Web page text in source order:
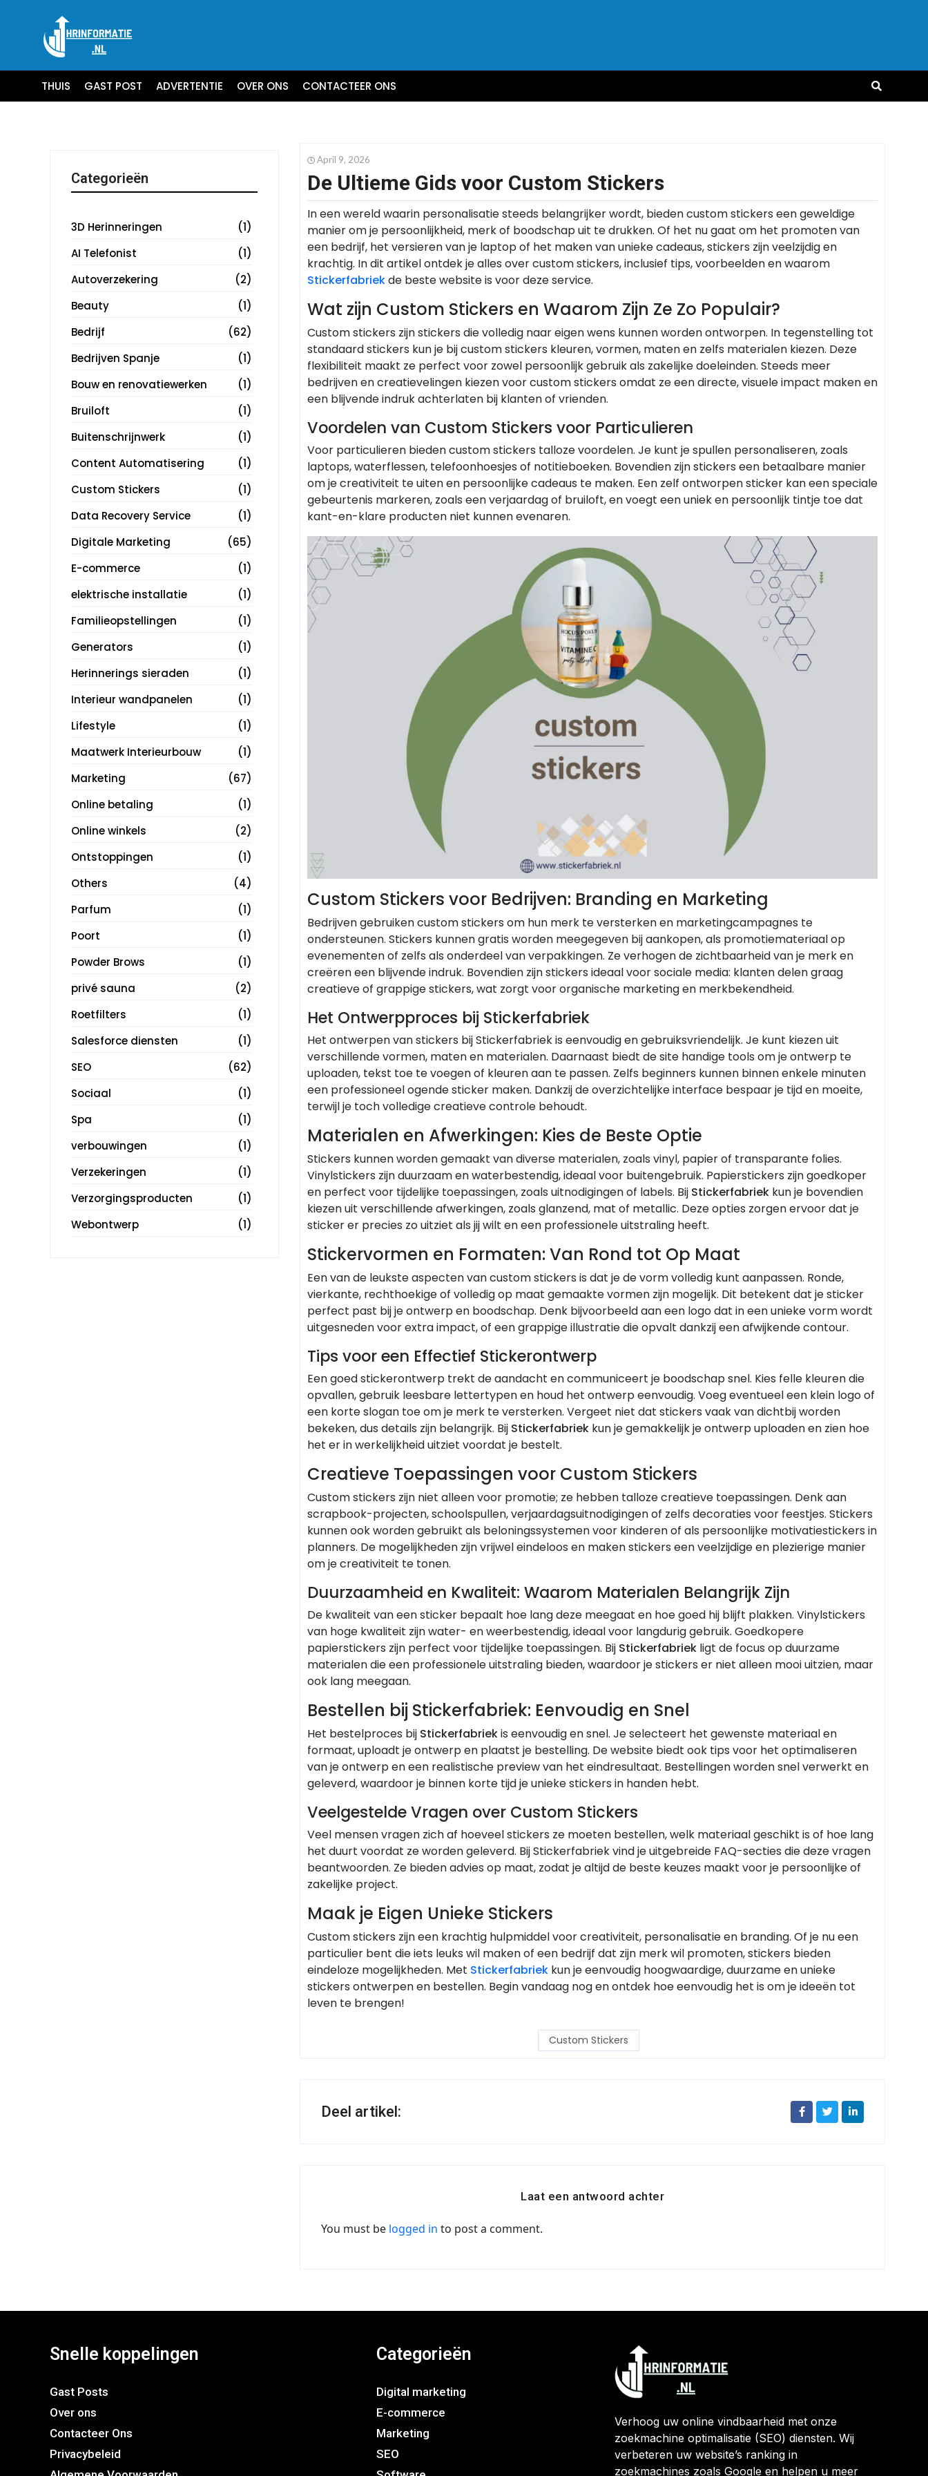
THUIS GAST POST ADVERTENTIE OVER ONS CONTACTEER ONS
Categorieën
3D Herinneringen
(1)
AI Telefonist
(1)
Autoverzekering
(2)
Beauty
(1)
Bedrijf
(62)
Bedrijven Spanje
(1)
Bouw en renovatiewerken
(1)
Bruiloft
(1)
Buitenschrijnwerk
(1)
Content Automatisering
(1)
Custom Stickers
(1)
Data Recovery Service
(1)
Digitale Marketing
(65)
E-commerce
(1)
elektrische installatie
(1)
Familieopstellingen
(1)
Generators
(1)
Herinnerings sieraden
(1)
Interieur wandpanelen
(1)
Lifestyle
(1)
Maatwerk Interieurbouw
(1)
Marketing
(67)
Online betaling
(1)
Online winkels
(2)
Ontstoppingen
(1)
Others
(4)
Parfum
(1)
Poort
(1)
Powder Brows
(1)
privé sauna
(2)
Roetfilters
(1)
Salesforce diensten
(1)
SEO
(62)
Sociaal
(1)
Spa
(1)
verbouwingen
(1)
Verzekeringen
(1)
Verzorgingsproducten
(1)
Webontwerp
(1)
April 9, 2026
De Ultieme Gids voor Custom Stickers
In een wereld waarin personalisatie steeds belangrijker wordt, bieden custom stickers een geweldige
manier om je persoonlijkheid, merk of boodschap uit te drukken. Of het nu gaat om het promoten van
een bedrijf, het versieren van je laptop of het maken van unieke cadeaus, stickers zijn veelzijdig en
krachtig. In dit artikel ontdek je alles over custom stickers, inclusief tips, voorbeelden en waarom
Stickerfabriekde beste website is voor deze service.
Wat zijn Custom Stickers en Waarom Zijn Ze Zo Populair?
Custom stickers zijn stickers die volledig naar eigen wens kunnen worden ontworpen. In tegenstelling tot
standaard stickers kun je bij custom stickers kleuren, vormen, maten en zelfs materialen kiezen. Deze
flexibiliteit maakt ze perfect voor zowel persoonlijk gebruik als zakelijke doeleinden. Steeds meer
bedrijven en creatievelingen kiezen voor custom stickers omdat ze een directe, visuele impact maken en
een blijvende indruk achterlaten bij klanten of vrienden.
Voordelen van Custom Stickers voor Particulieren
Voor particulieren bieden custom stickers talloze voordelen. Je kunt je spullen personaliseren, zoals
laptops, waterflessen, telefoonhoesjes of notitieboeken. Bovendien zijn stickers een betaalbare manier
om je creativiteit te uiten en persoonlijke cadeaus te maken. Een zelf ontworpen sticker kan een speciale
gebeurtenis markeren, zoals een verjaardag of bruiloft, en voegt een uniek en persoonlijk tintje toe dat
kant-en-klare producten niet kunnen evenaren.
Custom Stickers voor Bedrijven: Branding en Marketing
Bedrijven gebruiken custom stickers om hun merk te versterken en marketingcampagnes te
ondersteunen. Stickers kunnen gratis worden meegegeven bij aankopen, als promotiemateriaal op
evenementen of zelfs als onderdeel van verpakkingen. Ze verhogen de zichtbaarheid van je merk en
creëren een blijvende indruk. Bovendien zijn stickers ideaal voor sociale media: klanten delen graag
creatieve of grappige stickers, wat zorgt voor organische marketing en merkbekendheid.
Het Ontwerpproces bij Stickerfabriek
Het ontwerpen van stickers bij Stickerfabriek is eenvoudig en gebruiksvriendelijk. Je kunt kiezen uit
verschillende vormen, maten en materialen. Daarnaast biedt de site handige tools om je ontwerp te
uploaden, tekst toe te voegen of kleuren aan te passen. Zelfs beginners kunnen binnen enkele minuten
een professioneel ogende sticker maken. Dankzij de overzichtelijke interface bespaar je tijd en moeite,
terwijl je toch volledige creatieve controle behoudt.
Materialen en Afwerkingen: Kies de Beste Optie
Stickers kunnen worden gemaakt van diverse materialen, zoals vinyl, papier of transparante folies.
Vinylstickers zijn duurzaam en waterbestendig, ideaal voor buitengebruik. Papierstickers zijn goedkoper
en perfect voor tijdelijke toepassingen, zoals uitnodigingen of labels. Bij Stickerfabriek kun je bovendien
kiezen uit verschillende afwerkingen, zoals glanzend, mat of metallic. Deze opties zorgen ervoor dat je
sticker er precies zo uitziet als jij wilt en een professionele uitstraling heeft.
Stickervormen en Formaten: Van Rond tot Op Maat
Een van de leukste aspecten van custom stickers is dat je de vorm volledig kunt aanpassen. Ronde,
vierkante, rechthoekige of volledig op maat gemaakte vormen zijn mogelijk. Dit betekent dat je sticker
perfect past bij je ontwerp en boodschap. Denk bijvoorbeeld aan een logo dat in een unieke vorm wordt
uitgesneden voor extra impact, of een grappige illustratie die opvalt dankzij een afwijkende contour.
Tips voor een Effectief Stickerontwerp
Een goed stickerontwerp trekt de aandacht en communiceert je boodschap snel. Kies felle kleuren die
opvallen, gebruik leesbare lettertypen en houd het ontwerp eenvoudig. Voeg eventueel een klein logo of
een korte slogan toe om je merk te versterken. Vergeet niet dat stickers vaak van dichtbij worden
bekeken, dus details zijn belangrijk. Bij Stickerfabriek kun je gemakkelijk je ontwerp uploaden en zien hoe
het er in werkelijkheid uitziet voordat je bestelt.
Creatieve Toepassingen voor Custom Stickers
Custom stickers zijn niet alleen voor promotie; ze hebben talloze creatieve toepassingen. Denk aan
scrapbook-projecten, schoolspullen, verjaardagsuitnodigingen of zelfs decoraties voor feestjes. Stickers
kunnen ook worden gebruikt als beloningssystemen voor kinderen of als persoonlijke motivatiestickers in
planners. De mogelijkheden zijn vrijwel eindeloos en maken stickers een veelzijdige en plezierige manier
om je creativiteit te tonen.
Duurzaamheid en Kwaliteit: Waarom Materialen Belangrijk Zijn
De kwaliteit van een sticker bepaalt hoe lang deze meegaat en hoe goed hij blijft plakken. Vinylstickers
van hoge kwaliteit zijn water- en weerbestendig, ideaal voor langdurig gebruik. Goedkopere
papierstickers zijn perfect voor tijdelijke toepassingen. Bij Stickerfabriek ligt de focus op duurzame
materialen die een professionele uitstraling bieden, waardoor je stickers er niet alleen mooi uitzien, maar
ook lang meegaan.
Bestellen bij Stickerfabriek: Eenvoudig en Snel
Het bestelproces bij Stickerfabriekis eenvoudig en snel. Je selecteert het gewenste materiaal en
formaat, uploadt je ontwerp en plaatst je bestelling. De website biedt ook tips voor het optimaliseren
van je ontwerp en een realistische preview van het eindresultaat. Bestellingen worden snel verwerkt en
geleverd, waardoor je binnen korte tijd je unieke stickers in handen hebt.
Veelgestelde Vragen over Custom Stickers
Veel mensen vragen zich af hoeveel stickers ze moeten bestellen, welk materiaal geschikt is of hoe lang
het duurt voordat ze worden geleverd. Bij Stickerfabriek vind je uitgebreide FAQ-secties die deze vragen
beantwoorden. Ze bieden advies op maat, zodat je altijd de beste keuzes maakt voor je persoonlijke of
zakelijke project.
Maak je Eigen Unieke Stickers
Custom stickers zijn een krachtig hulpmiddel voor creativiteit, personalisatie en branding. Of je nu een
particulier bent die iets leuks wil maken of een bedrijf dat zijn merk wil promoten, stickers bieden
eindeloze mogelijkheden. Met Stickerfabriek kun je eenvoudig hoogwaardige, duurzame en unieke
stickers ontwerpen en bestellen. Begin vandaag nog en ontdek hoe eenvoudig het is om je ideeën tot
leven te brengen!
Custom Stickers
Deel artikel:
Laat een antwoord achter
You must be logged in to post a comment.
Snelle koppelingen
Gast Posts
Over ons
Contacteer Ons
Privacybeleid
Categorieën
Digital marketing
E-commerce
Marketing
SEO
Verhoog uw online vindbaarheid met onze
zoekmachine optimalisatie (SEO) diensten. Wij
verbeteren uw website’s ranking in
zoekmachines zoals Google en helpen u meer